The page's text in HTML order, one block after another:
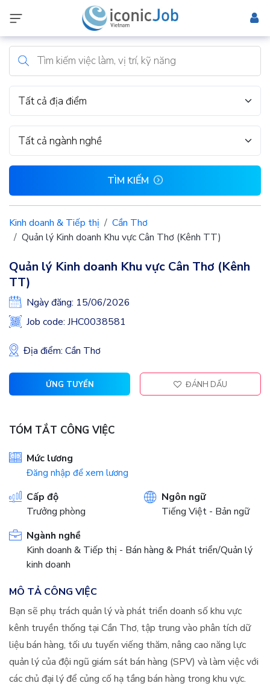
Tất cả địa điểm
Tất cả ngành nghề
TÌM KIẾM
Kinh doanh & Tiếp thị
Cần Thơ
Quản lý Kinh doanh Khu vực Cân Thơ (Kênh TT)
Quản lý Kinh doanh Khu vực Cân Thơ (Kênh
TT)
Ngày đăng: 15/06/2026
Job code: JHC0038581
Địa điểm: Cần Thơ
ỨNG TUYỂN ĐÁNH DẤU
TÓM TẮT CÔNG VIỆC
Mức lương
Đăng nhập để xem lương
Cấp độ
Trưởng phòng
Ngôn ngữ
Tiếng Việt - Bản ngữ
Ngành nghề
Kinh doanh & Tiếp thị - Bán hàng & Phát triển/Quản lý
kinh doanh
MÔ TẢ CÔNG VIỆC
Bạn sẽ phụ trách quản lý và phát triển doanh số khu vực
kênh truyền thống tại Cần Thơ, tập trung vào phân tích dữ
liệu bán hàng, tối ưu tuyến viếng thăm, nâng cao năng lực
quản lý của đội ngũ giám sát bán hàng (SPV) và làm việc với
các chủ đại lý để củng cố hạ tầng bán hàng trong khu vực.